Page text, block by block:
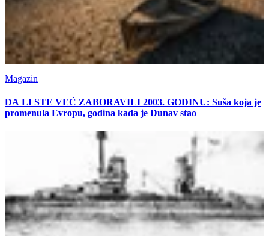
Magazin
DA LI STE VEĆ ZABORAVILI 2003. GODINU: Suša koja je
promenula Evropu, godina kada je Dunav stao